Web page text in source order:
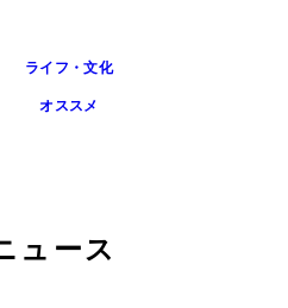
ライフ・文化
オススメ
ュース